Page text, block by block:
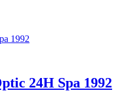
24H Spa 1992